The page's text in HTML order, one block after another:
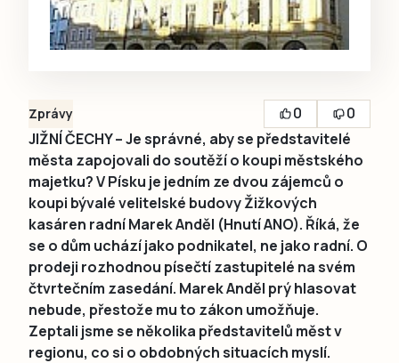
Zprávy 0
0
JIŽNÍ ČECHY – Je správné, aby se představitelé
města zapojovali do soutěží o koupi městského
majetku? V Písku je jedním ze dvou zájemců o
koupi bývalé velitelské budovy Žižkových
kasáren radní Marek Anděl (Hnutí ANO). Říká, že
se o dům uchází jako podnikatel, ne jako radní. O
prodeji rozhodnou písečtí zastupitelé na svém
čtvrtečním zasedání. Marek Anděl prý hlasovat
nebude, přestože mu to zákon umožňuje.
Zeptali jsme se několika představitelů měst v
regionu, co si o obdobných situacích myslí.